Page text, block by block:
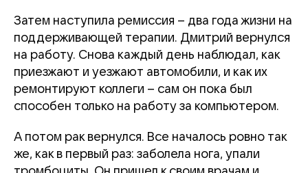
Затем наступила ремиссия – два года жизни на
поддерживающей терапии. Дмитрий вернулся
на работу. Снова каждый день наблюдал, как
приезжают и уезжают автомобили, и как их
ремонтируют коллеги – сам он пока был
способен только на работу за компьютером.
А потом рак вернулся. Все началось ровно так
же, как в первый раз: заболела нога, упали